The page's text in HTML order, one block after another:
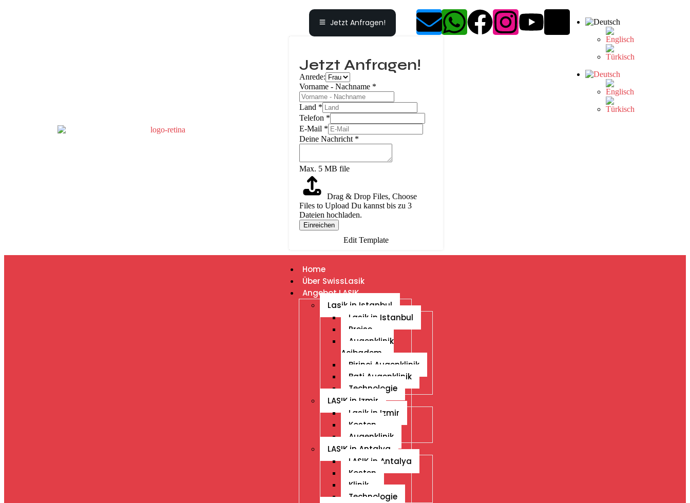
Jetzt Anfragen!
Jetzt Anfragen!
Anrede:
Vorname - Nachname *
Land *
Telefon *
E-Mail *
Deine Nachricht *
Max. 5 MB file
Drag & Drop Files, Choose
Files to Upload Du kannst bis zu 3
Dateien hochladen.
Einreichen
Edit Template
Home
Über SwissLasik
Angebot LASIK
Lasik in Istanbul
Lasik in Istanbul
Preise
Augenklinik
Acibadem
Birinci Augenklinik
Bati Augenklinik
Technologie
LASIK in Izmir
Lasik in Izmir
Kosten
Augenklinik
LASIK in Antalya
LASIK in Antalya
Kosten
Klinik
Technologie